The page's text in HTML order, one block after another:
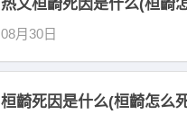
热文桓齮死因是什么(桓齮
08月30日
桓齮死因是什么(桓齮怎么